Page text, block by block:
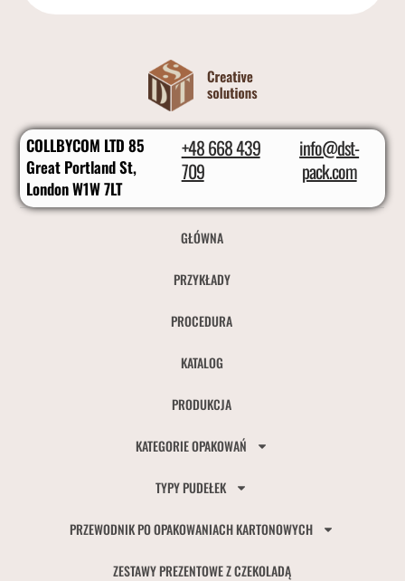
COLLBYCOM LTD 85
Great Portland St,
London W1W 7LT
+48 668 439
709
info@dst-
pack.com
GŁÓWNA
PRZYKŁADY
PROCEDURA
KATALOG
PRODUKCJA
KATEGORIE OPAKOWAŃ
TYPY PUDEŁEK
PRZEWODNIK PO OPAKOWANIACH KARTONOWYCH
ZESTAWY PREZENTOWE Z CZEKOLADĄ